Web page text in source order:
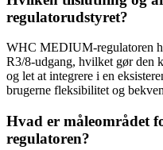
regulatorudstyret?
WHC MEDIUM-regulatoren
R3/8-udgang, hvilket gør den
og let at integrere i en
brugerne fleksibilitet og
Hvad er måleområdet
regulatoren?